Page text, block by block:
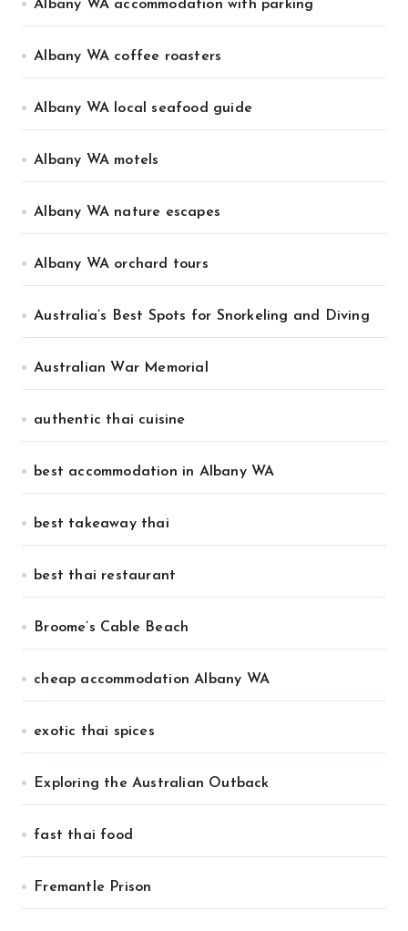
Albany WA accommodation with parking
Albany WA coffee roasters
Albany WA local seafood guide
Albany WA motels
Albany WA nature escapes
Albany WA orchard tours
Australia’s Best Spots for Snorkeling and Diving
Australian War Memorial
authentic thai cuisine
best accommodation in Albany WA
best takeaway thai
best thai restaurant
Broome’s Cable Beach
cheap accommodation Albany WA
exotic thai spices
Exploring the Australian Outback
fast thai food
Fremantle Prison